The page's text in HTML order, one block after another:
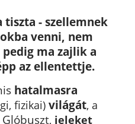
tiszta - szellemnek
venni, nem
ma zajlik a
az ellentettje.
hatalmasra
fizikai)világát, a
Glóbuszt, jeleket